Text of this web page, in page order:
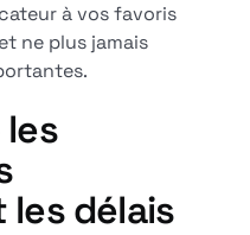
à vos favoris
ne plus jamais
délais